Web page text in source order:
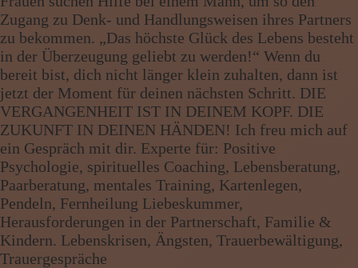
Zugang zu Denk- und Handlungsweisen ihres Partners
zu bekommen. „Das höchste Glück des Lebens besteht
in der Überzeugung geliebt zu werden!“ Wenn du
bereit bist, dich nicht länger klein zuhalten, dann ist
jetzt der Moment für deinen nächsten Schritt. DIE
VERGANGENHEIT IST IN DEINEM KOPF. DIE
ZUKUNFT IN DEINEN HÄNDEN! Ich freu mich auf
ein Gespräch mit dir. Experte für: Positive
Psychologie, spirituelles Coaching, Lebensberatung,
Paarberatung, mentales Training, Kartenlegen,
Pendeln, Fernheilung Liebeskummer,
Herausforderungen in der Partnerschaft, Familie &
Kindern. Lebenskrisen, Ängsten, Trauerbewältigung,
Trauergespräche